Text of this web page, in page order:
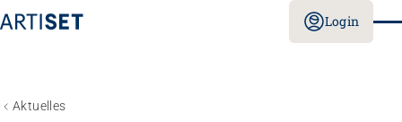
Login
Aktuelles